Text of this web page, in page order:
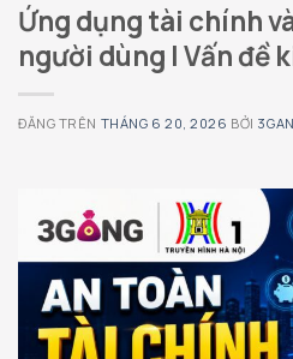
Ứng dụng tài chính
người dùng | Vấn đề
ĐĂNG TRÊN THÁNG 6 20, 2026 BỞI